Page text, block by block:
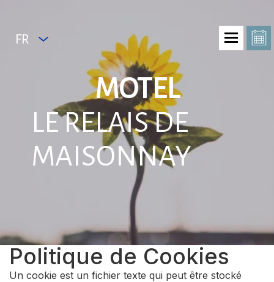
FR
MOTEL
LE RELAIS DE
MAISONNAY
Politique de Cookies
Un cookie est un fichier texte qui peut être stocké